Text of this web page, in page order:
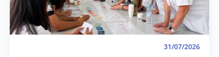
31/07/2026